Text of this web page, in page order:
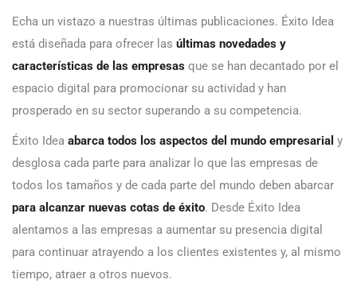
Echa un vistazo a nuestras últimas publicaciones. Éxito Idea
está diseñada para ofrecer las últimas novedades y
características de las empresas que se han decantado por el
espacio digital para promocionar su actividad y han
prosperado en su sector superando a su competencia.
Éxito Idea abarca todos los aspectos del mundo empresarial y
desglosa cada parte para analizar lo que las empresas de
todos los tamaños y de cada parte del mundo deben abarcar
para alcanzar nuevas cotas de éxito. Desde Éxito Idea
alentamos a las empresas a aumentar su presencia digital
para continuar atrayendo a los clientes existentes y, al mismo
tiempo, atraer a otros nuevos.